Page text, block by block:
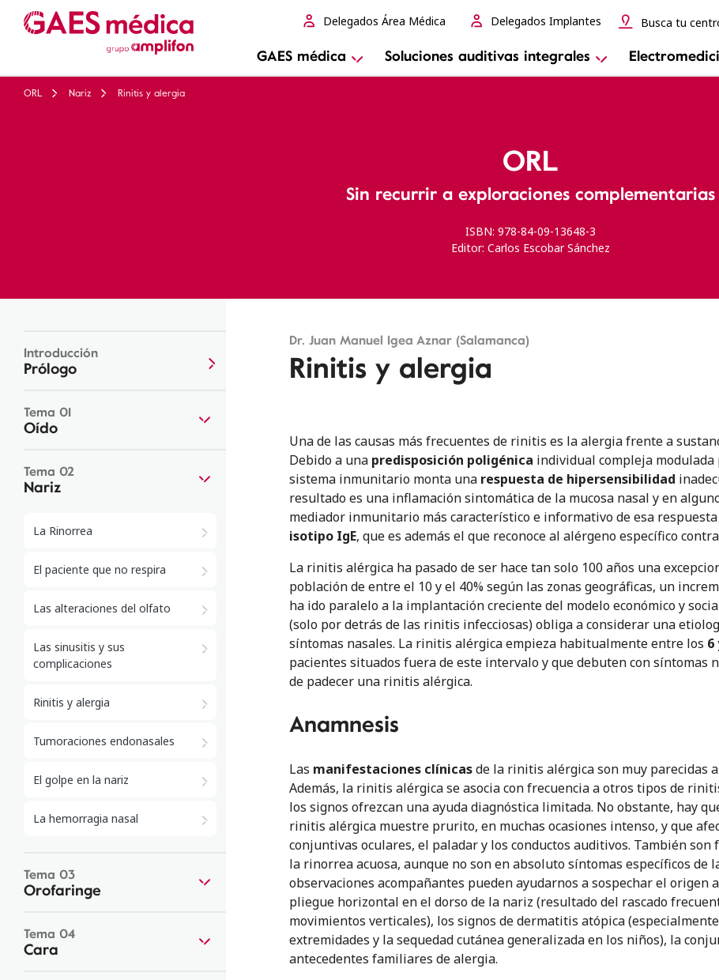
GAES médica Soluciones auditivas integrales
Delegados Área Médica Delegados Implantes Busca tu
ORL Nariz Rinitis y alergia
ORL
Sin recurrir a exploraciones complementarias
ISBN: 978-84-09-13648-3
Editor: Carlos Escobar Sánchez
Introducción
Prólogo
Tema 01
Oído
Tema 02
Nariz
La Rinorrea
El paciente que no respira
Las alteraciones del olfato
Las sinusitis y sus
complicaciones
Rinitis y alergia
Tumoraciones endonasales
El golpe en la nariz
La hemorragia nasal
Tema 03
Orofaringe
Tema 04
Cara
Dr. Juan Manuel Igea Aznar (Salamanca)
Rinitis y alergia
Una de las causas más frecuentes de rinitis es la alergia frente a
Debido a una predisposición poligénica individual compleja modulada
sistema inmunitario monta una respuesta de hipersensibilidad
resultado es una inflamación sintomática de la mucosa nasal y en
mediador inmunitario más característico e informativo de esa
isotipo IgE, que es además el que reconoce al alérgeno específico
La rinitis alérgica ha pasado de ser hace tan solo 100 años una
población de entre el 10 y el 40% según las zonas geográficas, un
ha ido paralelo a la implantación creciente del modelo económico y
(solo por detrás de las rinitis infecciosas) obliga a considerar una
síntomas nasales. La rinitis alérgica empieza habitualmente entre los 6
pacientes situados fuera de este intervalo y que debuten con síntomas
de padecer una rinitis alérgica.
Anamnesis
Las manifestaciones clínicasde la rinitis alérgica son muy parecidas
Además, la rinitis alérgica se asocia con frecuencia a otros tipos de
los signos ofrezcan una ayuda diagnóstica limitada. No obstante, hay
rinitis alérgica muestre prurito, en muchas ocasiones intenso, y que
conjuntivas oculares, el paladar y los conductos auditivos. También son
la rinorrea acuosa, aunque no son en absoluto síntomas específicos de
observaciones acompañantes pueden ayudarnos a sospechar el origen
pliegue horizontal en el dorso de la nariz (resultado del rascado
movimientos verticales), los signos de dermatitis atópica
extremidades y la sequedad cutánea generalizada en los niños), la
antecedentes familiares de alergia.